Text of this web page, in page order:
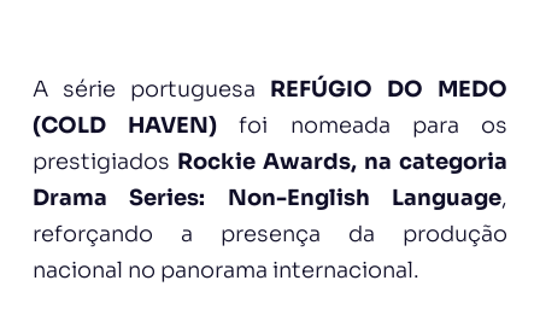
A série portuguesa REFÚGIO DO MEDO
(COLD HAVEN) foi nomeada para os
prestigiados Rockie Awards, na categoria
Drama Series: Non-English Language,
reforçando a presença da produção
nacional no panorama internacional.